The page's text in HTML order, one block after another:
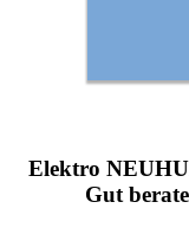
Elektro
Gut